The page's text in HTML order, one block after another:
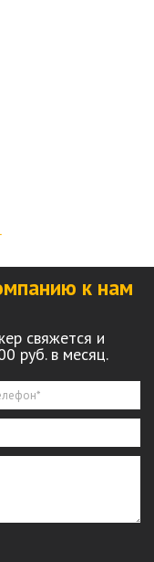
к нам
свяжется и
руб. в месяц.